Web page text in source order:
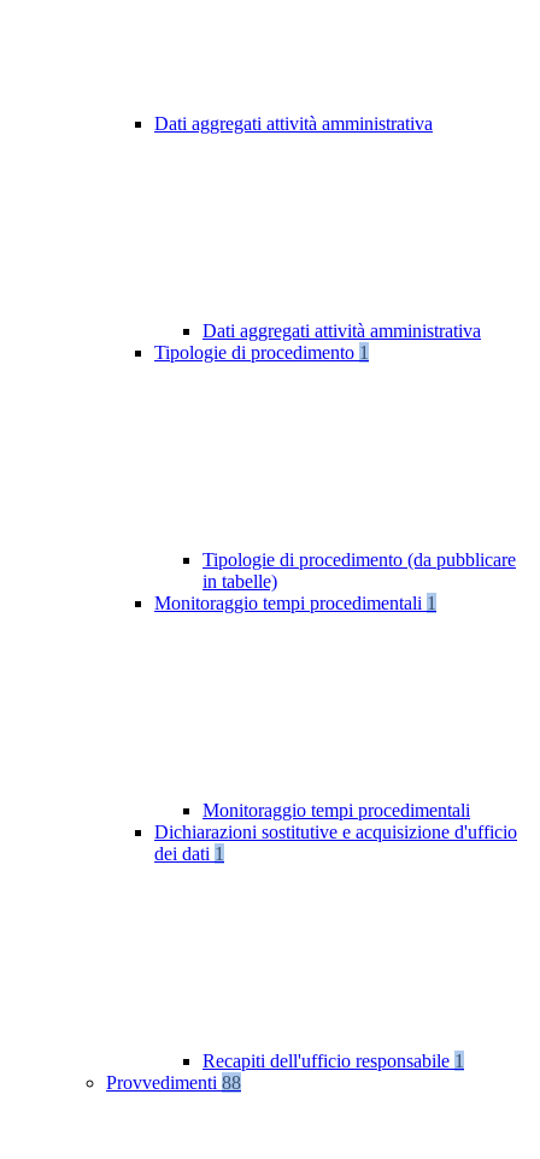
Dati aggregati attività amministrativa
Dati aggregati attività amministrativa
Tipologie di procedimento 1
Tipologie di procedimento (da pubblicare
in tabelle)
Monitoraggio tempi procedimentali 1
Monitoraggio tempi procedimentali
Dichiarazioni sostitutive e acquisizione d'ufficio
dei dati 1
Recapiti dell'ufficio responsabile 1
Provvedimenti 88